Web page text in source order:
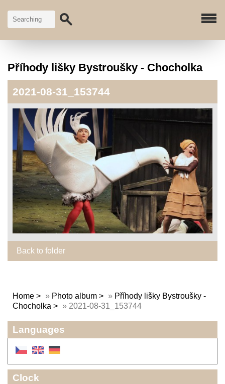
Příhody lišky Bystroušky - Chocholka
2021-08-31_153744
Back to folder
Home » Photo album » Příhody lišky Bystroušky -
Chocholka
» 2021-08-31_153744
Languages
Clock